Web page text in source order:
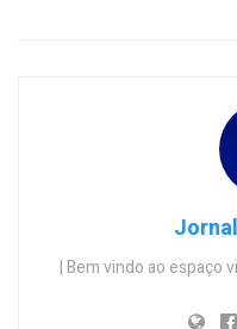
| Bem vindo ao espaço